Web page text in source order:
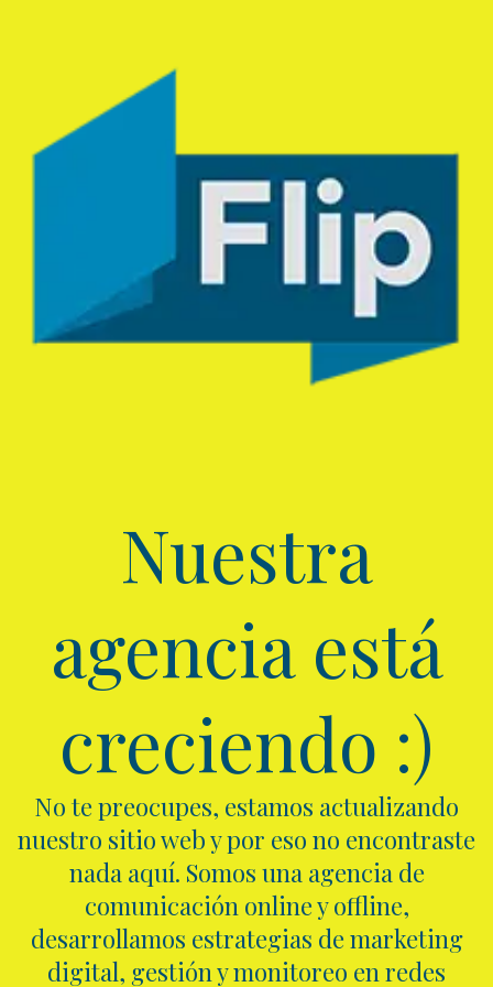
Nuestra
agencia está
creciendo :)
No te preocupes, estamos actualizando
nuestro sitio web y por eso no encontraste
nada aquí. Somos una agencia de
comunicación online y offline,
desarrollamos estrategias de marketing
digital, gestión y monitoreo en redes